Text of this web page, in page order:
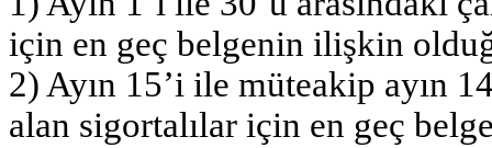
için en geç belgenin ilişkin
2) Ayın 15’i ile müteakip ayın
alan sigortalılar için en geç